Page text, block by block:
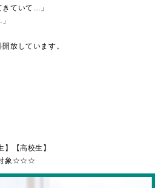
きていて…」
放しています。
高校生】
☆☆☆